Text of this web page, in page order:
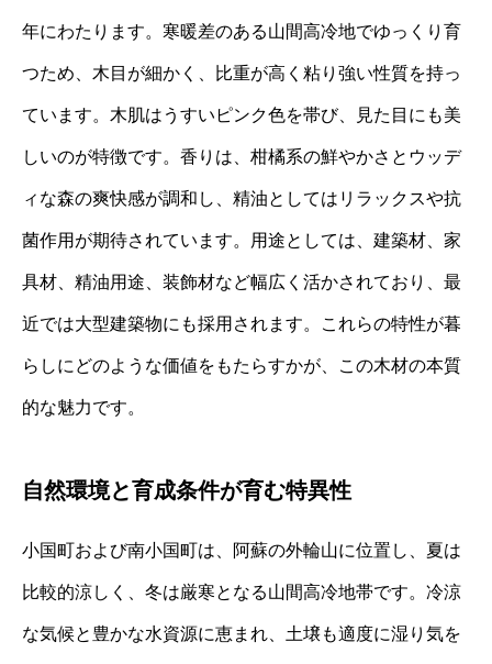
年にわたります。寒暖差のある山間高冷地でゆっくり育
つため、木目が細かく、比重が高く粘り強い性質を持っ
ています。木肌はうすいピンク色を帯び、見た目にも美
しいのが特徴です。香りは、柑橘系の鮮やかさとウッデ
ィな森の爽快感が調和し、精油としてはリラックスや抗
菌作用が期待されています。用途としては、建築材、家
具材、精油用途、装飾材など幅広く活かされており、最
近では大型建築物にも採用されます。これらの特性が暮
らしにどのような価値をもたらすかが、この木材の本質
的な魅力です。
自然環境と育成条件が育む特異性
小国町および南小国町は、阿蘇の外輪山に位置し、夏は
比較的涼しく、冬は厳寒となる山間高冷地帯です。冷涼
な気候と豊かな水資源に恵まれ、土壌も適度に湿り気を